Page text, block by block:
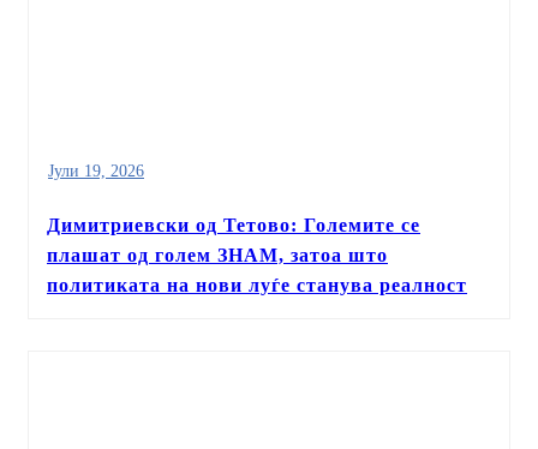
Јули 19, 2026
Димитриевски од Тетово: Големите се
плашат од голем ЗНАМ, затоа што
политиката на нови луѓе станува реалност